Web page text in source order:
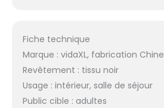
Fiche technique
Marque : vidaXL, fabrication Chine
Revêtement : tissu noir
Usage : intérieur, salle de séjour
Public cible : adultes